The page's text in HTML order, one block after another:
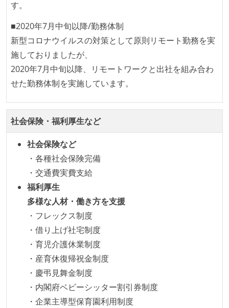
認できるようにしている
テストの実施度
ほとんどのプロダクトコードに単体テストを記述、実
施している
ほとんどの機能に受け入れテストを記述、実施してい
る
機能の実装と同時にテストコードを記述している
想定される複数環境での品質チェックを義務づけてい
アジャイル実践状況
1ヶ月以下の短い期間でのイテレーション開発を実践
している
デイリーでスタンドアップミーティング、またはそれ
に準じるチーム内の打ち合わせを行っている
イテレーションの最後などに、定期的にチームでふり
かえりミーティングを行っている
タスク見積もりの単位には絶対量（人日など）ではな
く相対ポイントを用い、極力複数人の意見を調整する
す。
■2020年7月中旬以降/勤務体制
新型コロナウイルスの対策として原則リモート勤務を実
施しておりましたが、
2020年7月中旬以降、リモートワークと出社を組み合わ
せた勤務体制を実施しています。
社会保険・福利厚生など
社会保険など
・各種社会保険完備
・交通費実費支給
福利厚生
多様な人材・働き方を支援
・フレックス制度
・借り上げ社宅制度
・育児介護休業制度
・産育休復帰祝金制度
・慶弔見舞金制度
・内閣府ベビーシッター割引券制度
・企業主導型保育園利用制度